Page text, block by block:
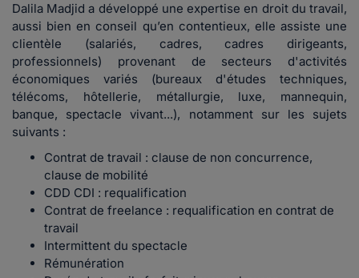
Dalila Madjid a développé une expertise en droit du travail,
aussi bien en conseil qu’en contentieux, elle assiste une
clientèle (salariés, cadres, cadres dirigeants,
professionnels) provenant de secteurs d'activités
économiques variés (bureaux d'études techniques,
télécoms, hôtellerie, métallurgie, luxe, mannequin,
banque, spectacle vivant...), notamment sur les sujets
suivants :
Contrat de travail : clause de non concurrence,
clause de mobilité
CDD CDI : requalification
Contrat de freelance : requalification en contrat de
travail
Intermittent du spectacle
Rémunération